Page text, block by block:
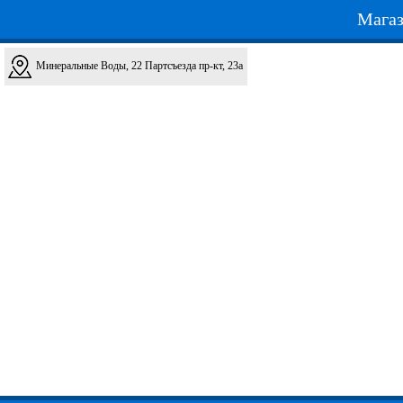
Минеральные Воды, 22 Партсъезда пр-кт, 23а